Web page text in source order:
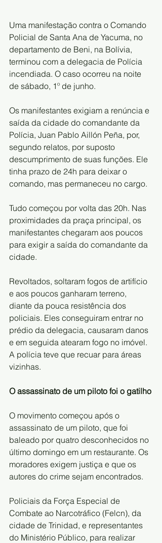
Uma manifestação contra o Comando
Policial de Santa Ana de Yacuma, no
departamento de Beni, na Bolívia,
terminou com a delegacia de Polícia
incendiada. O caso ocorreu na noite
de sábado, 1º de junho.
Os manifestantes exigiam a renúncia e
saída da cidade do comandante da
Polícia, Juan Pablo Aillón Peña, por,
segundo relatos, por suposto
descumprimento de suas funções. Ele
tinha prazo de 24h para deixar o
comando, mas permaneceu no cargo.
Tudo começou por volta das 20h. Nas
proximidades da praça principal, os
manifestantes chegaram aos poucos
para exigir a saída do comandante da
cidade.
Revoltados, soltaram fogos de artifício
e aos poucos ganharam terreno,
diante da pouca resistência dos
policiais. Eles conseguiram entrar no
prédio da delegacia, causaram danos
e em seguida atearam fogo no imóvel.
A polícia teve que recuar para áreas
vizinhas.
O assassinato de um piloto foi o gatilho
O movimento começou após o
assassinato de um piloto, que foi
baleado por quatro desconhecidos no
último domingo em um restaurante. Os
moradores exigem justiça e que os
autores do crime sejam encontrados.
Policiais da Força Especial de
Combate ao Narcotráfico (Felcn), da
cidade de Trinidad, e representantes
do Ministério Público, para realizar